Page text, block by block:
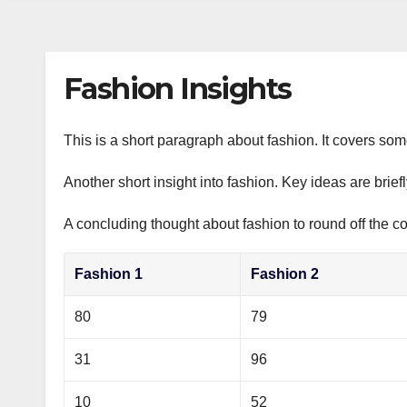
Fashion Insights
This is a short paragraph about fashion. It covers
Another short insight into fashion. Key ideas are
A concluding thought about fashion to round off the
Fashion 1 Fashion 2
80 79
31 96
10 52